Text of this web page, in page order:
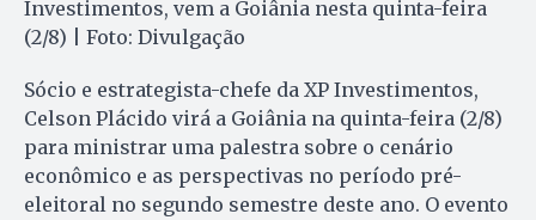
Investimentos, vem a Goiânia nesta quinta-feira
(2/8) | Foto: Divulgação
Sócio e estrategista-chefe da XP Investimentos,
Celson Plácido virá a Goiânia na quinta-feira (2/8)
para ministrar uma palestra sobre o cenário
econômico e as perspectivas no período pré-
eleitoral no segundo semestre deste ano. O evento